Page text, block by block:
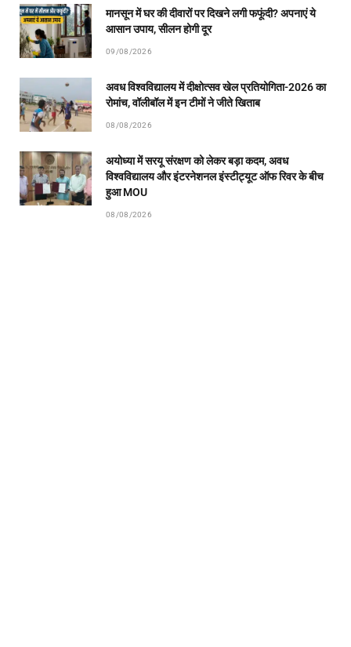
मानसून में घर की दीवारों पर दिखने लगी फफूंदी? अपनाएं ये
आसान उपाय, सीलन होगी दूर
09/08/2026
अवध विश्वविद्यालय में दीक्षोत्सव खेल प्रतियोगिता-2026 का
रोमांच, वॉलीबॉल में इन टीमों ने जीते खिताब
08/08/2026
अयोध्या में सरयू संरक्षण को लेकर बड़ा कदम, अवध
विश्वविद्यालय और इंटरनेशनल इंस्टीट्यूट ऑफ रिवर के बीच
हुआ MOU
08/08/2026